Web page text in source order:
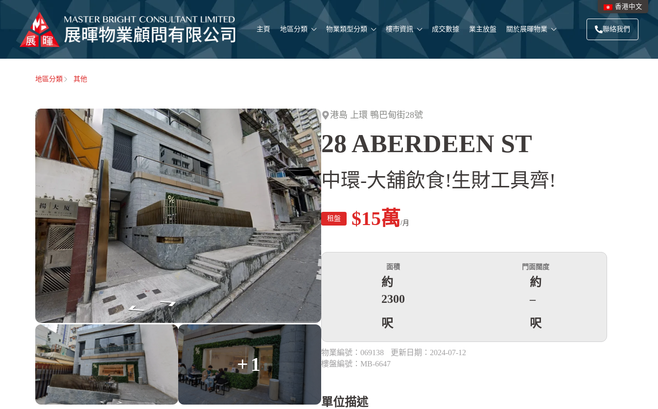
主頁 地區分類 物業類型分類 樓市資訊 成交數據 業主放盤 關於展暉物業 聯絡我們
地區分類 其他
+1
港島 上環 鴨巴甸街28號
28 ABERDEEN ST
中環-大舖飲食!生財工具齊!
租盤 $15萬/月
面積
約
2300
呎
門面闊度
約
–
呎
物業編號：069138
樓盤編號：MB-6647
更新日期：2024-07-12
單位描述
香港中文